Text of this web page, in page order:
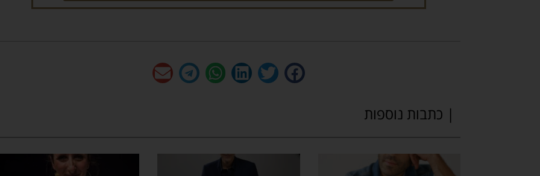
| כתבות נוספות